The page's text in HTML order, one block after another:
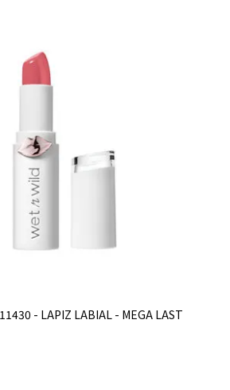
- LAPIZ LABIAL - MEGA LAST